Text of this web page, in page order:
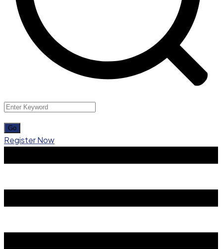
Register Now